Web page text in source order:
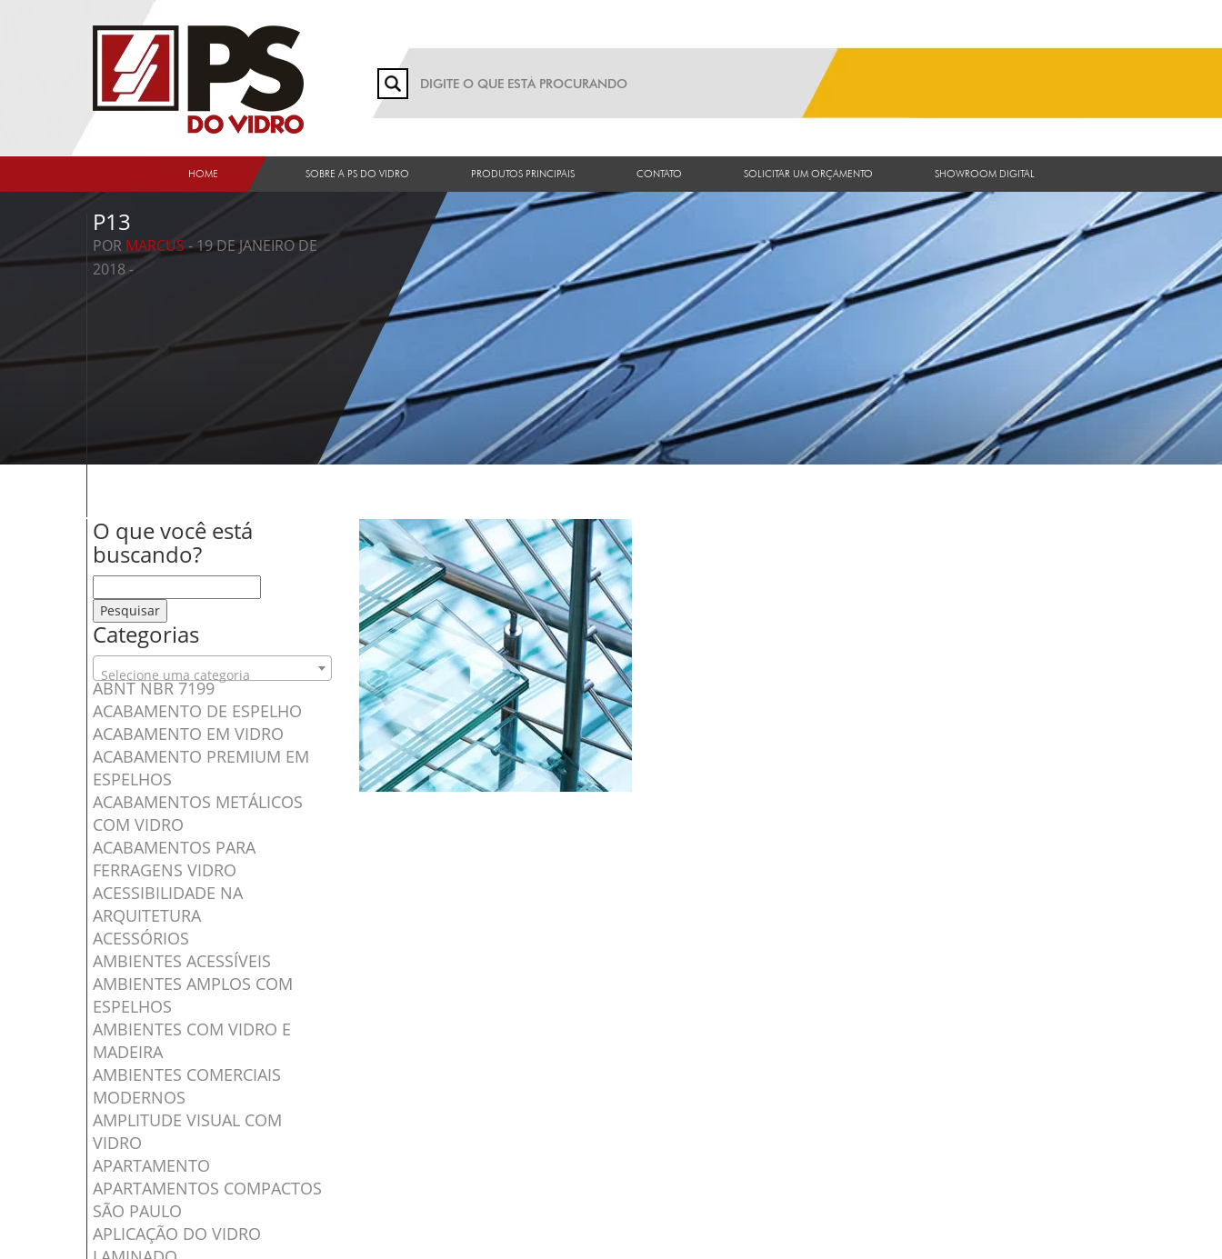
HOME SOBRE A PS DO VIDRO PRODUTOS PRINCIPAIS CONTATO SOLICITAR UM ORÇAMENTO SHOWROOM DIGITAL
P13
POR MARCUS- 19 DE JANEIRO DE
2018 -
O que você está
buscando?
Categorias
Selecione uma categoria
ABNT NBR 7199
ACABAMENTO DE ESPELHO
ACABAMENTO EM VIDRO
ACABAMENTO PREMIUM EM
ESPELHOS
ACABAMENTOS METÁLICOS
COM VIDRO
ACABAMENTOS PARA
FERRAGENS VIDRO
ACESSIBILIDADE NA
ARQUITETURA
ACESSÓRIOS
AMBIENTES ACESSÍVEIS
AMBIENTES AMPLOS COM
ESPELHOS
AMBIENTES COM VIDRO E
MADEIRA
AMBIENTES COMERCIAIS
MODERNOS
AMPLITUDE VISUAL COM
VIDRO
APARTAMENTO
APARTAMENTOS COMPACTOS
SÃO PAULO
APLICAÇÃO DO VIDRO